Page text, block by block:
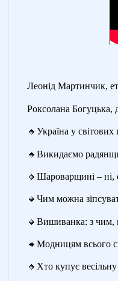
Леонід Мартинчик,
Роксолана Богуцька,
🔸 Україна у
🔸 Викидаємо
🔸 Шароварщині – ні,
🔸 Чим можна
🔸 Вишиванка: з чим,
🔸 Модницям всього
🔸 Хто купує